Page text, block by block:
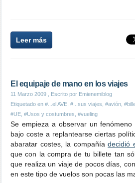
Leer más
El equipaje de mano en los viajes
11 Marzo 2009 , Escrito por Emienemiblog
Etiquetado en #...el AVE #...sus viajes #avión
#UE #Usos y costumbres #vueling
Se empieza a observar un
bajo coste a replantearse ciertas
abaratar costes, la compañíadecidió
que con la compra de tu billete tan
que realiza un viaje de pocos días,
en este tipo de vuelos son pocas las